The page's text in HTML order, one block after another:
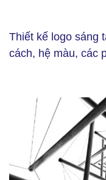
Thiết kế logo sáng
cách, hệ màu, các